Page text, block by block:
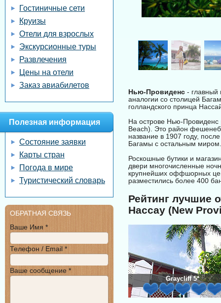
Нью-Провиденс -
аналогии со столицей
голландского принца
На острове Нью-Провиденс
Beach). Это район
название в 1907 году,
Багамы с остальным миром.
Роскошные бутики и
двери многочисленные
крупнейших оффшорных
разместились более 400
Рейтинг лучшие
Нассау (New
Graycliff 5*
Гостиничные сети
Круизы
Отели для взрослых
Экскурсионные туры
Развлечения
Цены на отели
Заказ авиабилетов
Полезная информация
Состояние заявки
Карты стран
Погода в мире
Туристический словарь
ОБРАТНАЯ СВЯЗЬ
Ваше Имя *
Телефон / Email *
Ваше сообщение *